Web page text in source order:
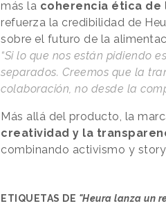
más la coherencia ética de
refuerza la credibilidad de
sobre el futuro de la
“Si lo que nos están pidiendo
separados. Creemos que la
colaboración, no desde la
Más allá del producto, la
creatividad y la
combinando activismo y
ETIQUETAS DE "Heura lanza un